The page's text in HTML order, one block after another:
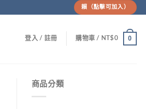
賴（點擊可加入）
登入 / 註冊 購物車 / NT$0 0
商品分類